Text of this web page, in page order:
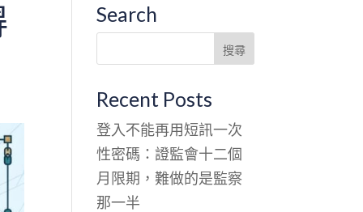
Search
Recent Posts
登入不能再用短訊一次
性密碼：證監會十二個
月限期，難做的是監察
那一半